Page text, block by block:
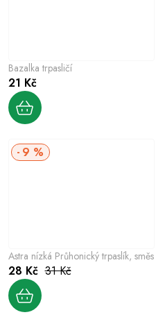
Bazalka trpasličí
21 Kč
Astra nízká Průhonický trpaslík, směs
9 %
28 Kč 31 Kč